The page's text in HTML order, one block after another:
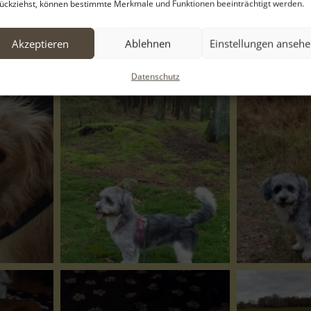
können bestimmte Merkmale und Funktionen beeinträchtigt werden.
Akzeptieren Ablehnen Einstellungen
Datenschutz